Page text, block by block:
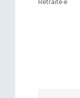
Retraité·e